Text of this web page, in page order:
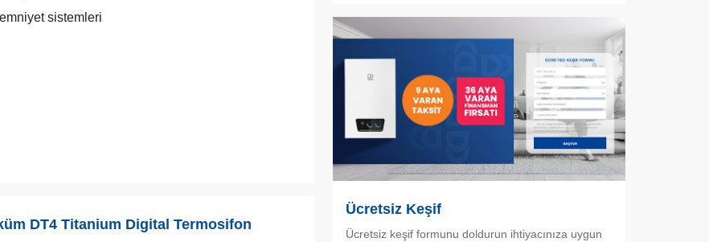
sistemleri
DT4 Titanium Digital Termosifon
Ücretsiz Keşif
Ücretsiz keşif formunu doldurun ihtiyacınıza uygun